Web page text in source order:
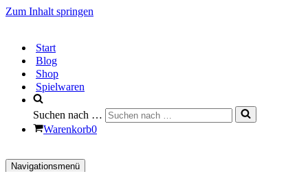
Zum Inhalt springen
Start
Blog
Shop
Spielwaren
Suchen nach …
Warenkorb0
Navigationsmenü